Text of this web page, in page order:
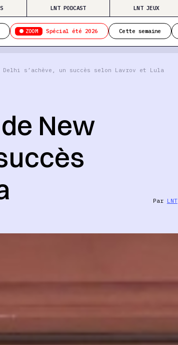
LNT PODCAST LNT JEUX
ZOOM Spécial été 2026 Cette semaine
Delhi s’achève, un succès selon Lavrov et Lula
New
Par LNT